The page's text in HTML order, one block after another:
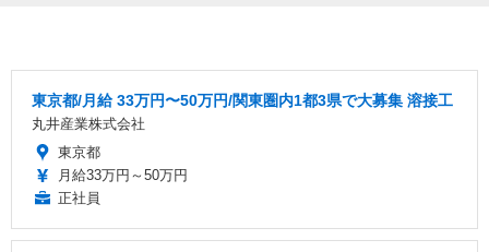
東京都/月給 33万円〜50万円/関東圏内1都3県で大募集 溶接工
丸井産業株式会社
東京都
月給33万円～50万円
正社員